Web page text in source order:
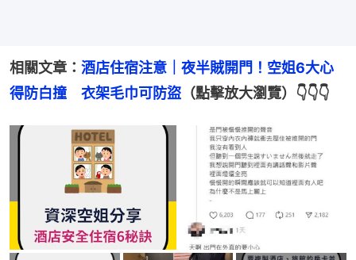
相關文章： 酒店住宿注意｜夜半賊開門！空姐6大心
得防白撞　衣架毛巾可防盜 （點擊放大瀏覽）👇👇👇